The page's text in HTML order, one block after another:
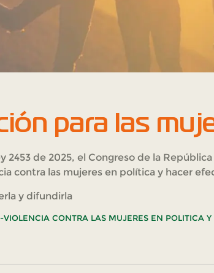
para las
2453 de 2025, el Congreso de la
contra las mujeres en política y hacer
y difundirla
CONTRA LAS MUJERES EN POLITICA